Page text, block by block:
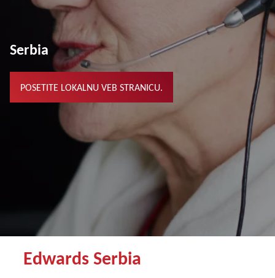
Serbia
POSETITE LOKALNU VEB STRANICU.
Edwards Serbia